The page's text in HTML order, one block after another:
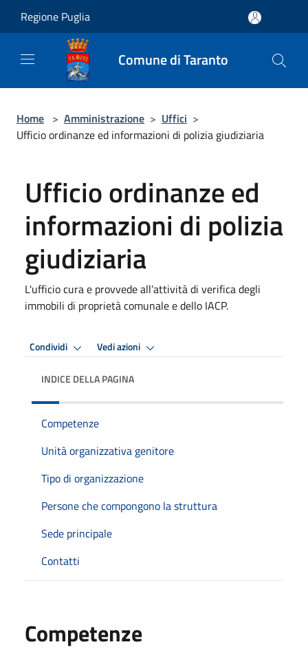
Regione Puglia
Comune di Taranto
Home > Amministrazione > Uffici >
Ufficio ordinanze ed informazioni di polizia giudiziaria
Ufficio ordinanze ed
informazioni di polizia
giudiziaria
L'ufficio cura e provvede all’attività di verifica degli
immobili di proprietà comunale e dello IACP.
Condividi Vedi azioni
INDICE DELLA PAGINA
Competenze
Unità organizzativa genitore
Tipo di organizzazione
Persone che compongono la struttura
Sede principale
Contatti
Competenze